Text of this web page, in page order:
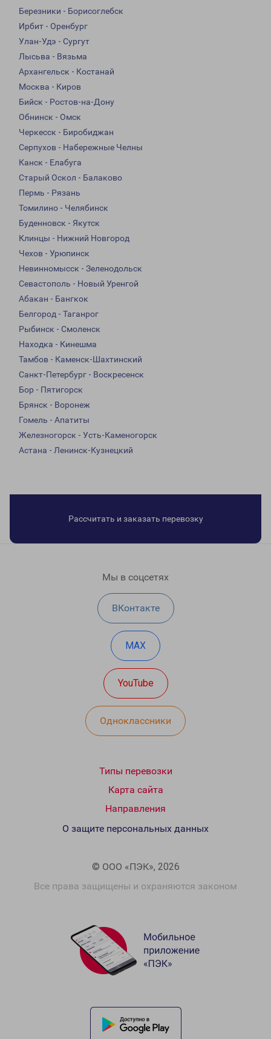
Березники - Борисоглебск
Ирбит - Оренбург
Улан-Удэ - Сургут
Лысьва - Вязьма
Архангельск - Костанай
Москва - Киров
Бийск - Ростов-на-Дону
Обнинск - Омск
Черкесск - Биробиджан
Серпухов - Набережные Челны
Канск - Елабуга
Старый Оскол - Балаково
Пермь - Рязань
Томилино - Челябинск
Буденновск - Якутск
Клинцы - Нижний Новгород
Чехов - Урюпинск
Невинномысск - Зеленодольск
Севастополь - Новый Уренгой
Абакан - Бангкок
Белгород - Таганрог
Рыбинск - Смоленск
Находка - Кинешма
Тамбов - Каменск-Шахтинский
Санкт-Петербург - Воскресенск
Бор - Пятигорск
Брянск - Воронеж
Гомель - Апатиты
Железногорск - Усть-Каменогорск
Астана - Ленинск-Кузнецкий
Рассчитать и заказать перевозку
Мы в соцсетях
ВКонтакте
MAX
YouTube
Одноклассники
Типы перевозки
Карта сайта
Направления
© ООО «ПЭК», 2026
Все права защищены и охраняются законом
О защите персональных данных